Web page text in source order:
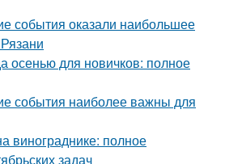
события оказали наибольшее
осенью для новичков: полное
события наиболее важны для
винограднике: полное
задач